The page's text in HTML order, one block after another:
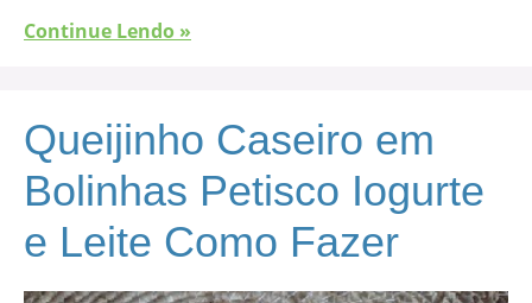
Continue Lendo »
Queijinho Caseiro em
Bolinhas Petisco Iogurte
e Leite Como Fazer